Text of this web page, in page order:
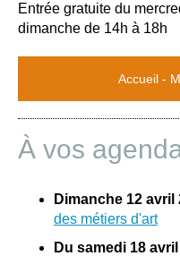
Entrée gratuite du
dimanche de 14h à 18h
Accueil -
À vos
Dimanche 12 avril
des métiers d'art
Du samedi 18